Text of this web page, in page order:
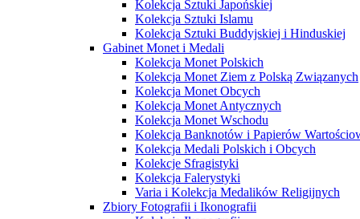
Kolekcja Sztuki Japońskiej
Kolekcja Sztuki Islamu
Kolekcja Sztuki Buddyjskiej i Hinduskiej
Gabinet Monet i Medali
Kolekcja Monet Polskich
Kolekcja Monet Ziem z Polską Związanych
Kolekcja Monet Obcych
Kolekcja Monet Antycznych
Kolekcja Monet Wschodu
Kolekcja Banknotów i Papierów
Kolekcja Medali Polskich i Obcych
Kolekcje Sfragistyki
Kolekcja Falerystyki
Varia i Kolekcja Medalików Religijnych
Zbiory Fotografii i Ikonografii